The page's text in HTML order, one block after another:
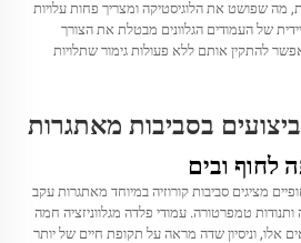
מה שפושט את הלוגיסטיקה ומצריך פחות עלויות
של העמודים הגלוונים מבטלת את הצורך
להתקין אותם ללא פעולות גימור שתלויות
ביצועים בסביבות מאתגרות
לחוף ובים
מציגים סביבות קורוזיה במיוחד מאתגרות עקב
טמפרטורה. עמודי פלדה מגלווניזציה חמה
אלו, וניסיון שדה מראה על תקופת חיים של יותר